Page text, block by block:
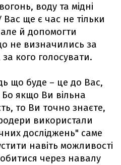
воду та мідні
ще є час не тільки
й допомогти
не визначились за
кого голосувати.
що буде – це до Вас,
якщо Ви вільна
то Ви точно знаєте,
використали
досліджень" саме
навіть можливості
через навалу